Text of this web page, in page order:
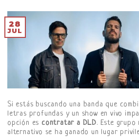
28
JUL
Si estás buscando una banda que
letras profundas y un show en vivo
opción es contratar a DLD. Este grupo
alternativo se ha ganado un lugar